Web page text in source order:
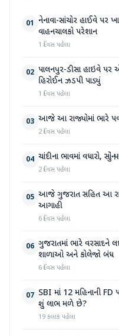
01 નેનાવા-સાંચોર હાઈવે પર
વાહનચાલકો પરેશાન
1 દિવસ પહેલા
02 પાલનપુર-ડીસા હાઇવે પર
હિરોઈન ઝડપી પાડ્યું
1 દિવસ પહેલા
03 આજે આ રાજ્યોમાં ભારે
2 દિવસ પહેલા
04 ચાંદીના ભાવમાં વધારો,
2 દિવસ પહેલા
05 આજે ગુજરાત સહિત આ
આગાહી
6 દિવસ પહેલા
06 ગુજરાતમાં ભારે વરસાદને
શાળાઓ અને કોલેજો બંધ
6 દિવસ પહેલા
07 SBI માં 12 મહિનાની FD
શું લાભ મળે છે?
19 કલાક પહેલા